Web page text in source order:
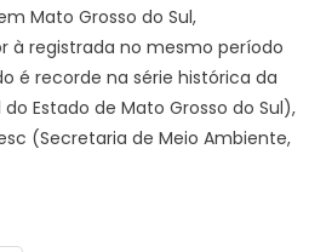
Mato Grosso do Sul,
à registrada no mesmo período
é recorde na série histórica da
Estado de Mato Grosso do Sul),
(Secretaria de Meio Ambiente,